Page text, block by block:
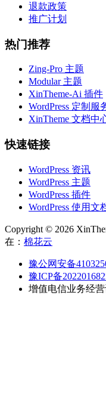
退款政策
推广计划
热门推荐
Zing-Pro 主题
Modular 主题
XinTheme-Ai 插件
WordPress 定制服
XinTheme 文档中
快速链接
WordPress 资讯
WordPress 主题
WordPress 插件
WordPress 使用文
Copyright © 2026
在： 棉花云
豫公网安备
豫ICP备
增值电信业务经